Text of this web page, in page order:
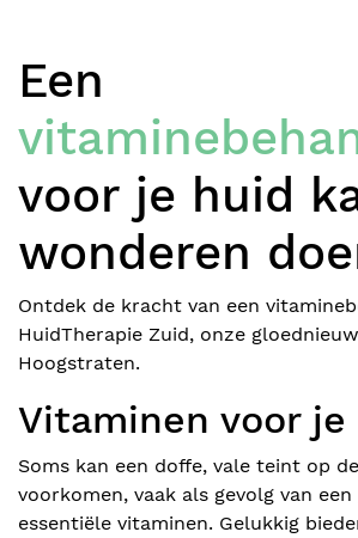
Blog
Prijzen
Over ons
Over mij
Contact
BOEK ONLINE
Een
voor je huid
wonderen
Ontdek de kracht van een
HuidTherapie Zuid, onze
Hoogstraten.
Vitaminen voor je
Soms kan een doffe, vale teint op
voorkomen, vaak als gevolg van een
essentiële vitaminen. Gelukkig